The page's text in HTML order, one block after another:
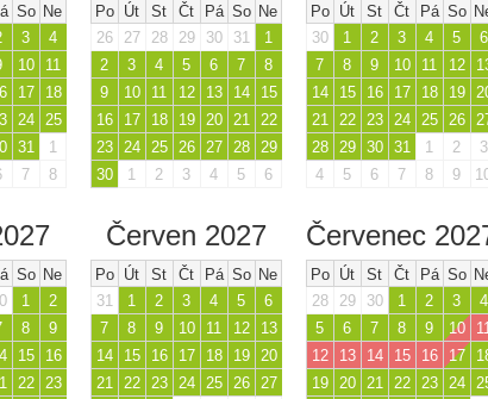
So Ne
3
4
10
11
17
18
24
25
31
1
7 8
Po Út St Čt Pá So Ne
26
27 28 29 30 31
1
2
3 4 5 6 7
8
9
10 11 12 13 14
15
16
17 18 19 20 21
22
23
24 25 26 27 28
29
30
1 2 3 4 5 6
Po Út St Čt Pá So
30
1 2 3 4 5
6
7
8 9 10 11 12
14
15 16 17 18 19
21
22 23 24 25 26
28
29 30 31 1 2
3
4
5 6 7 8 9
So Ne
1
2
8
9
15
16
22
23
Červen 2027
Po Út St Čt Pá So Ne
31
1 2 3 4 5
6
7
8 9 10 11 12
13
14
15 16 17 18 19
20
21
22 23 24 25 26
27
Červenec
Po Út St Čt Pá So
28
29 30 1 2 3
4
5
6 7 8 9 10
11
12
13 14 15 16 17
19
20 21 22 23 24